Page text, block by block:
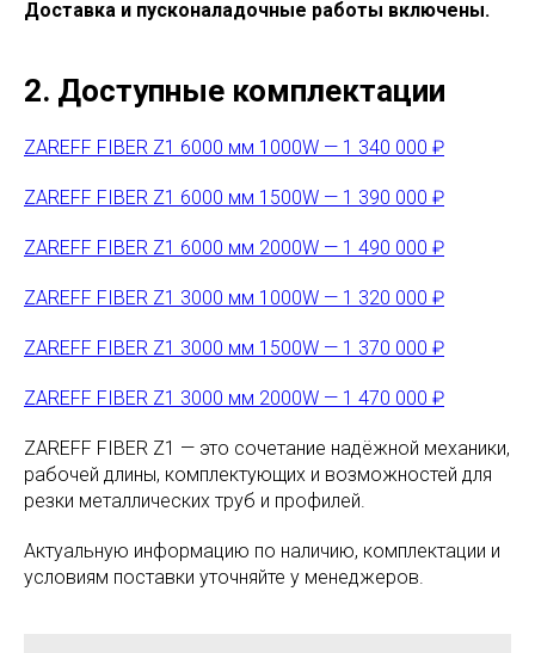
Доставка и пусконаладочные работы включены.
2. Доступные комплектации
ZAREFF FIBER Z1 6000 мм 1000W — 1 340 000 ₽
ZAREFF FIBER Z1 6000 мм 1500W — 1 390 000 ₽
ZAREFF FIBER Z1 6000 мм 2000W — 1 490 000 ₽
ZAREFF FIBER Z1 3000 мм 1000W — 1 320 000 ₽
ZAREFF FIBER Z1 3000 мм 1500W — 1 370 000 ₽
ZAREFF FIBER Z1 3000 мм 2000W — 1 470 000 ₽
ZAREFF FIBER Z1 — это сочетание надёжной механики,
рабочей длины, комплектующих и возможностей для
резки металлических труб и профилей.
Актуальную информацию по наличию, комплектации и
условиям поставки уточняйте у менеджеров.